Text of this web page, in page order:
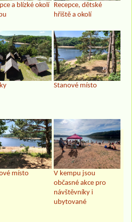
a blízké okolí
Recepce, dětské
hřiště a okolí
Stanové místo
místo
V kempu jsou
občasné akce pro
návštěvníky i
ubytované